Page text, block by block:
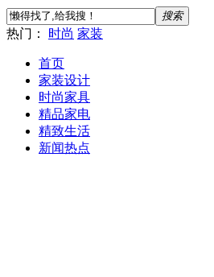
搜索
热门： 时尚 家装
首页
家装设计
时尚家具
精品家电
精致生活
新闻热点